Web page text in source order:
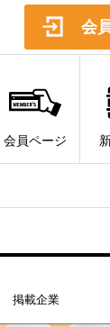
会
会員ページ
掲載企業